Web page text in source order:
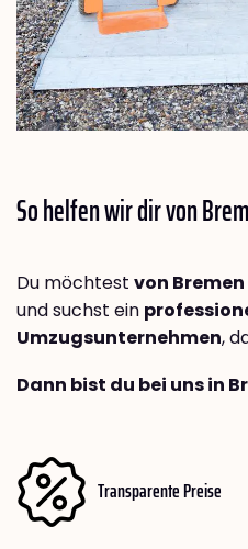
So helfen wir dir von
Du möchtest von
und suchst ein
Umzugsunternehmen,
Dann bist du bei uns in
Transparente Preise